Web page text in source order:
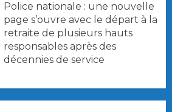
Police nationale : une nouvelle
page s’ouvre avec le départ à la
retraite de plusieurs hauts
responsables après des
décennies de service